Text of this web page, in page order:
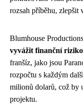
rozsah příběhu, zlepšit
Blumhouse
vyvážit finanční riziko
franšíz, jako jsou
rozpočtu s každým
milionů dolarů, což by
projektu.